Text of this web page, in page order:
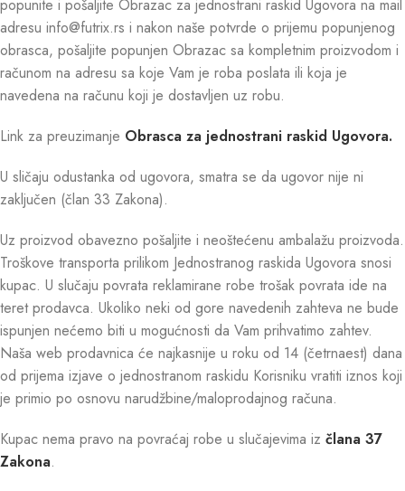
popunite i pošaljite Obrazac za jednostrani raskid Ugovora na mail
adresu info@futrix.rs i nakon naše potvrde o prijemu popunjenog
obrasca, pošaljite popunjen Obrazac sa kompletnim proizvodom i
računom na adresu sa koje Vam je roba poslata ili koja je
navedena na računu koji je dostavljen uz robu.
Link za preuzimanje Obrasca za jednostrani raskid Ugovora.
U sličaju odustanka od ugovora, smatra se da ugovor nije ni
zaključen (član 33 Zakona).
Uz proizvod obavezno pošaljite i neoštećenu ambalažu proizvoda.
Troškove transporta prilikom Jednostranog raskida Ugovora snosi
kupac. U slučaju povrata reklamirane robe trošak povrata ide na
teret prodavca. Ukoliko neki od gore navedenih zahteva ne bude
ispunjen nećemo biti u mogućnosti da Vam prihvatimo zahtev.
Naša web prodavnica će najkasnije u roku od 14 (četrnaest) dana
od prijema izjave o jednostranom raskidu Korisniku vratiti iznos koji
je primio po osnovu narudžbine/maloprodajnog računa.
Kupac nema pravo na povraćaj robe u slučajevima iz člana 37
Zakona.